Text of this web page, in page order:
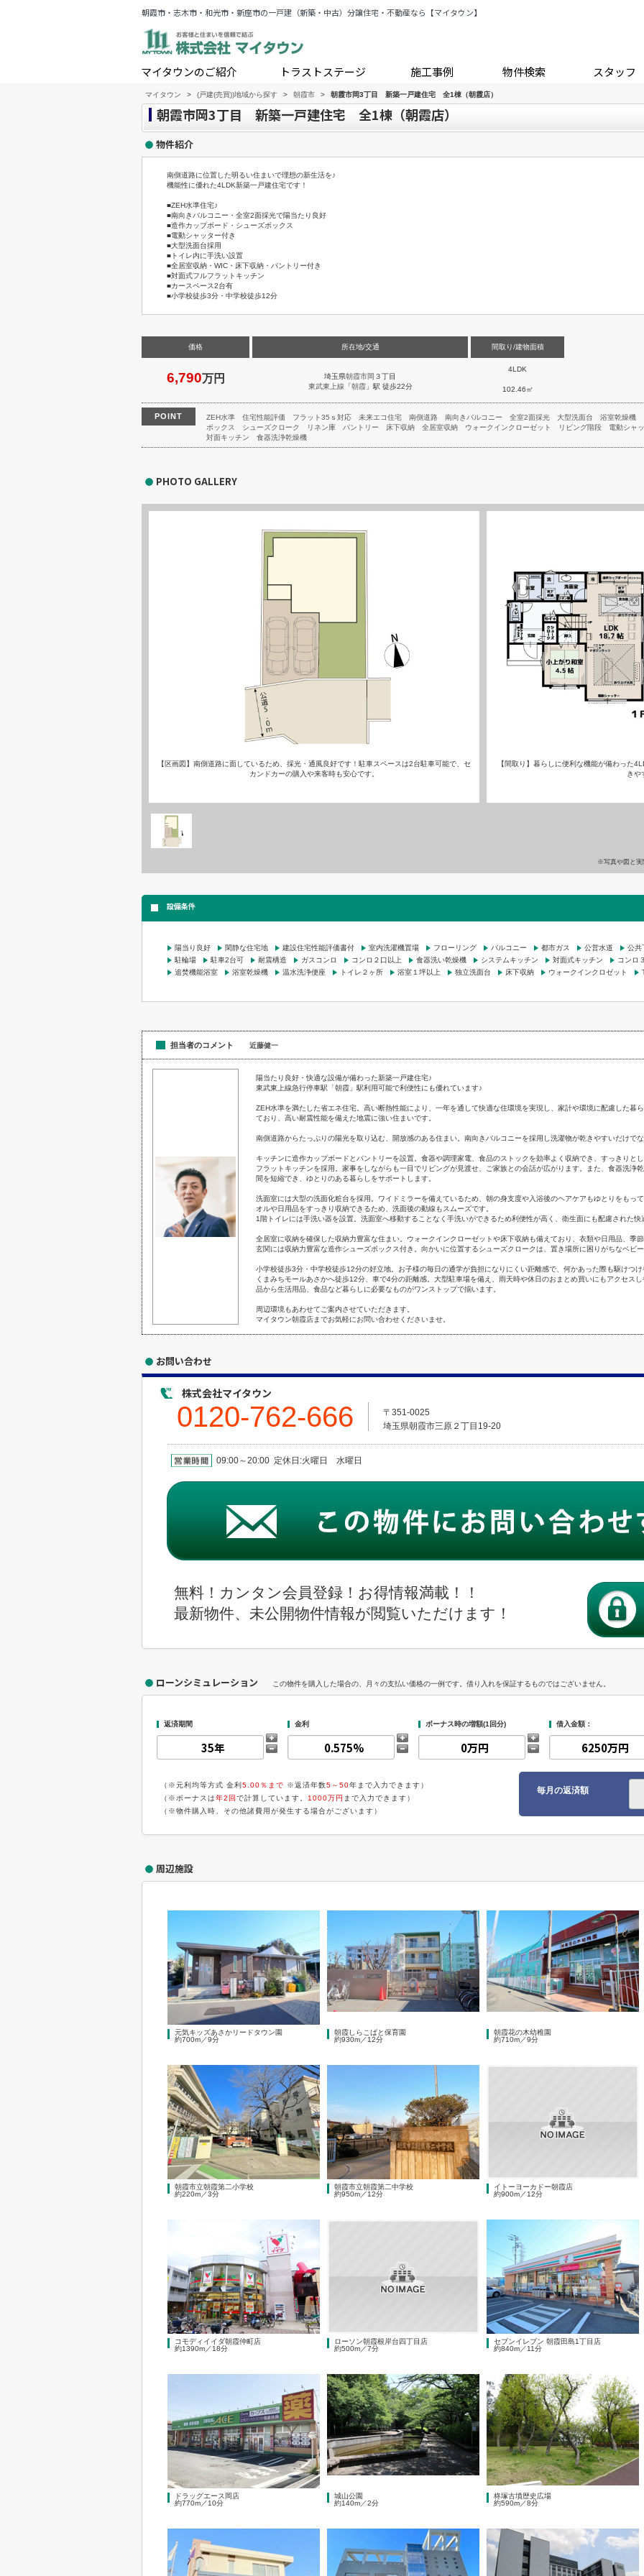
朝霞市・志木市・和光市・新座市の一戸建（新築・中古）分譲住宅・不動産なら【マイタウン】
マイタウンのご紹介 トラストステージ 施工事例 物件検索 スタッフ
マイタウン > (戸建(売買))地域から探す > 朝霞市 > 朝霞市岡3丁目 新築一戸建住宅 全1棟（朝霞店）
朝霞市岡3丁目 新築一戸建住宅 全1棟（朝霞店）
物件紹介
南側道路に位置した明るい住まいで理想の新生活を♪
機能性に優れた4LDK新築一戸建住宅です！
■ZEH水準住宅♪
■南向きバルコニー・全室2面採光で陽当たり良好
■造作カップボード・シューズボックス
■電動シャッター付き
■大型洗面台採用
■トイレ内に手洗い設置
■全居室収納・WIC・床下収納・パントリー付き
■対面式フルフラットキッチン
■カースペース2台有
■小学校徒歩3分・中学校徒歩12分
価格
6,790万円
所在地/交通
埼玉県朝霞市岡 ３丁目
東武東上線 「朝霞」駅 徒歩22分
間取り/建物面積
4LDK
102.46㎡
POINT ZEH水準 住宅性能評価 フラット35ｓ対応 未来エコ住宅 南側道路 南向きバルコニー 全室2面採光 大型洗面台 浴室乾燥機
ボックス
シューズクローク リネン庫 パントリー 床下収納 全居室収納 ウォークインクローゼット リビング階段
電動シャ
対面キッチン
食器洗浄乾燥機
PHOTO GALLERY
【区画図】南側道路に面しているため、採光・通風良好です！駐車スペースは2台駐車可能で、セ
カンドカーの購入や来客時も安心です。
【間取り】暮らしに便利な機能が備わった
きや
※写真や図と実
設備条件
陽当り良好 閑静な住宅地 建設住宅性能評価書付 室内洗濯機置場 フローリング バルコニー 都市ガス 公営水道
公共
駐輪場
駐車2台可 耐震構造 ガスコンロ コンロ２口以上 食器洗い乾燥機 システムキッチン 対面式キッチン
コンロ
追焚機能浴室
浴室乾燥機 温水洗浄便座 トイレ２ヶ所 浴室１坪以上 独立洗面台 床下収納 ウォークインクロゼット
担当者のコメント 近藤健一
陽当たり良好・快適な設備が備わった新築一戸建住宅♪
東武東上線急行停車駅「朝霞」駅利用可能で利便性にも優れています♪
ZEH水準を満たした省エネ住宅。高い断熱性能により、一年を通して快適な住環境を実現し、家計や環境に配慮した暮
ており、高い耐震性能を備えた地震に強い住まいです。
南側道路からたっぷりの陽光を取り込む、開放感のある住まい。南向きバルコニーを採用し洗濯物が乾きやすいだけで
キッチンに造作カップボードとパントリーを設置。食器や調理家電、食品のストックを効率よく収納でき、すっきりと
フラットキッチンを採用。家事をしながらも一目でリビングが見渡せ、ご家族との会話が広がります。また、食器洗浄
間を短縮でき、ゆとりのある暮らしをサポートします。
洗面室には大型の洗面化粧台を採用。ワイドミラーを備えているため、朝の身支度や入浴後のヘアケアもゆとりをもっ
オルや日用品をすっきり収納できるため、洗面後の動線もスムーズです。
1階トイレには手洗い器を設置。洗面室へ移動することなく手洗いができるため利便性が高く、衛生面にも配慮された快
全居室に収納を確保した収納力豊富な住まい。ウォークインクローゼットや床下収納も備えており、衣類や日用品、季
玄関には収納力豊富な造作シューズボックス付き。向かいに位置するシューズクロークは、置き場所に困りがちなベビ
小学校徒歩3分・中学校徒歩12分の好立地。お子様の毎日の通学が負担になりにくい距離感で、何かあった際も駆けつ
くまみちモールあさかへ徒歩12分、車で4分の距離感。大型駐車場を備え、雨天時や休日のおまとめ買いにもアクセス
品から生活用品、食品など暮らしに必要なものがワンストップで揃います。
周辺環境もあわせてご案内させていただきます。
マイタウン朝霞店までお気軽にお問い合わせくださいませ。
お問い合わせ
株式会社マイタウン
0120-762-666
〒351-0025
埼玉県朝霞市三原２丁目19-20
09:00～20:00 定休日:火曜日 水曜日
無料！カンタン会員登録！お得情報満載！！
最新物件、未公開物件情報が閲覧いただけます！
ローンシミュレーション この物件を購入した場合の、月々の支払い価格の一例です。借り入れを保証するものではございません。
返済期間 金利 ボーナス時の増額(1回分) 借入金額：
（※元利均等方式 金利 5.00％まで ※返済年数5～50年まで入力できます）
（※ボーナスは年2回で計算しています。 1000万円 まで入力できます）
（※物件購入時、その他諸費用が発生する場合がございます）
毎月の返済額
周辺施設
元気キッズあさかリードタウン園
約700m／9分
朝霞しらこばと保育園
約930m／12分
朝霞花の木幼稚園
約710m／9分
朝霞市立朝霞第二小学校
約220m／3分
朝霞市立朝霞第二中学校
約950m／12分
イトーヨーカドー朝霞店
約900m／12分
コモディイイダ朝霞仲町店
約1390m／18分
ローソン朝霞根岸台四丁目店
約500m／7分
セブンイレブン 朝霞田島1丁目店
約840m／11分
ドラッグエース岡店
約770m／10分
城山公園
約140m／2分
柊塚古墳歴史広場
約590m／8分